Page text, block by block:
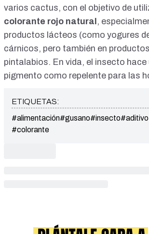
varios cactus, con el objetivo de
colorante rojo natural ,
productos lácteos (como yogures
cárnicos, pero también en
pintalabios. En vida, el insecto hace
pigmento como repelente para las
ETIQUETAS:
#alimentación#gusano#insecto#aditivo
#colorante